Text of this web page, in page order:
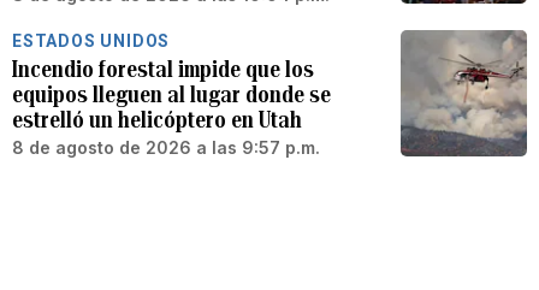
ESTADOS UNIDOS
Incendio forestal impide que los
equipos lleguen al lugar donde se
estrelló un helicóptero en Utah
8 de agosto de 2026 a las 9:57 p.m.